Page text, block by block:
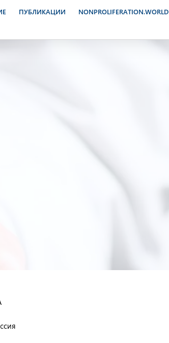
ПУБЛИКАЦИИ NONPROLIFERATION.WORLD